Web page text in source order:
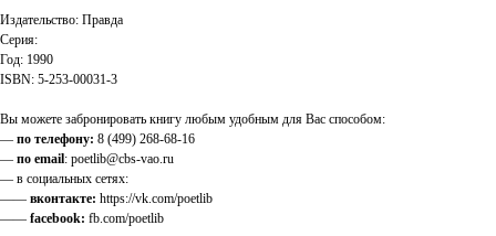
Издательство: Правда
Серия:
Год: 1990
ISBN: 5-253-00031-3
Вы можете забронировать книгу любым удобным для Вас способом:
— по телефону: 8 (499) 268-68-16
— по email: poetlib@cbs-vao.ru
— в социальных сетях:
—— вконтакте: https://vk.com/poetlib
—— facebook: fb.com/poetlib